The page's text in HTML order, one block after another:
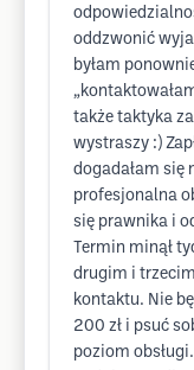
oddzwonić
byłam
także taktyka
wystraszy :)
dogadałam się
profesjonalna
się prawnika i
Termin minął
drugim i
kontaktu. Nie
200 zł i psuć
poziom